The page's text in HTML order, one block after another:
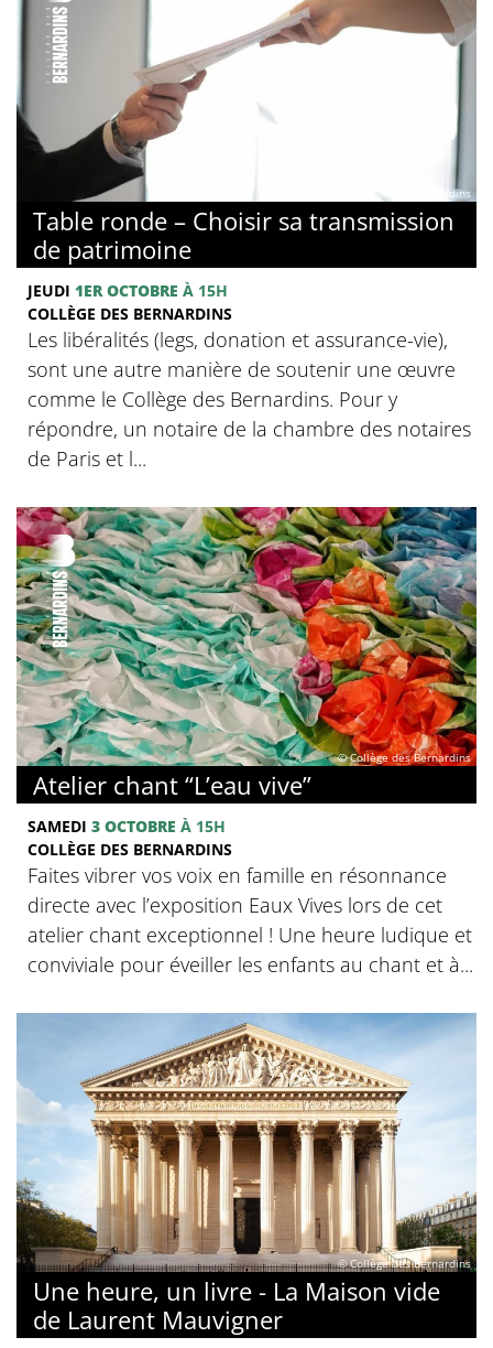
© Collège des Bernardins
Table ronde – Choisir sa transmission
de patrimoine
JEUDI 1ER OCTOBRE À 15H
COLLÈGE DES BERNARDINS
Les libéralités (legs, donation et assurance-vie),
sont une autre manière de soutenir une œuvre
comme le Collège des Bernardins. Pour y
répondre, un notaire de la chambre des notaires
de Paris et l...
© Collège des Bernardins
Atelier chant “L’eau vive”
SAMEDI 3 OCTOBRE À 15H
COLLÈGE DES BERNARDINS
Faites vibrer vos voix en famille en résonnance
directe avec l’exposition Eaux Vives lors de cet
atelier chant exceptionnel ! Une heure ludique et
conviviale pour éveiller les enfants au chant et à...
© Collège des Bernardins
Une heure, un livre - La Maison vide
de Laurent Mauvigner